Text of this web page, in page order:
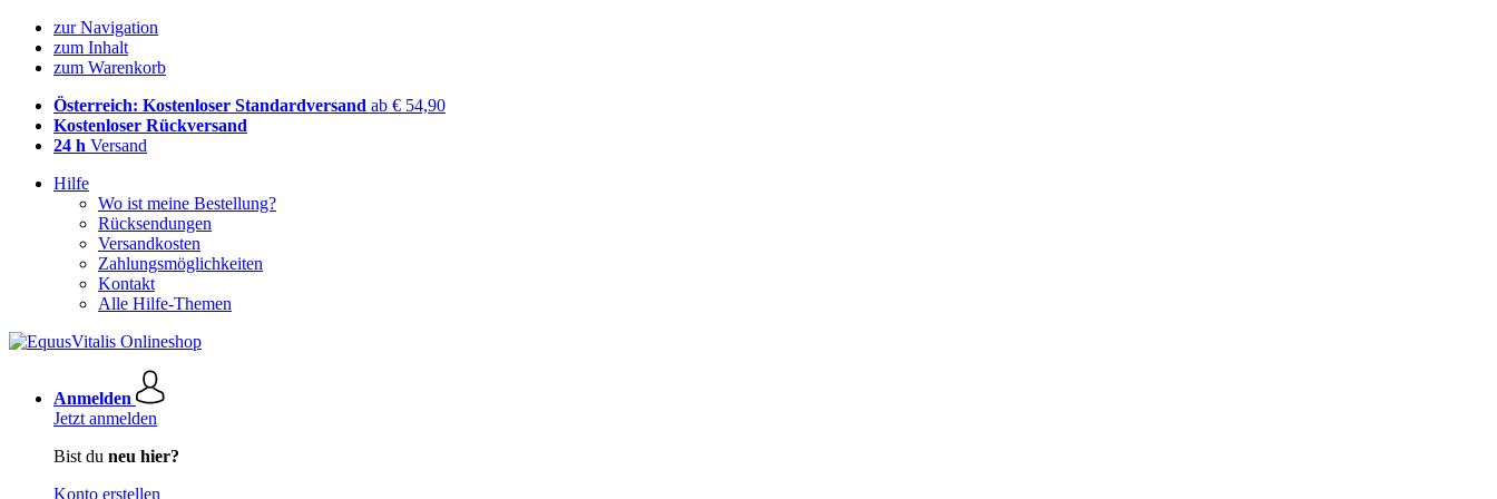
zur Navigation
zum Inhalt
zum Warenkorb
Österreich: Kostenloser Standardversand ab € 54,90
Kostenloser Rückversand
24 h Versand
Hilfe
Wo ist meine Bestellung?
Rücksendungen
Versandkosten
Zahlungsmöglichkeiten
Kontakt
Alle Hilfe-Themen
Anmelden
Jetzt anmelden
Bist du neu hier?
Konto erstellen